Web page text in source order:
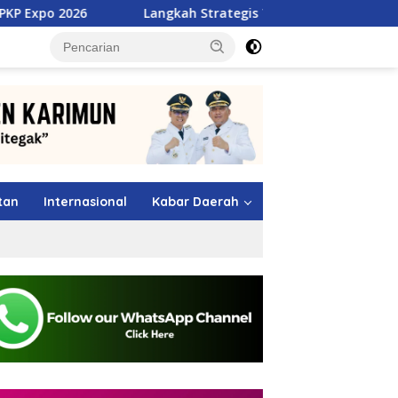
Langkah Strategis TMP Batam, Dari Jawara MSL 2026
Internasional Kabar Daerah